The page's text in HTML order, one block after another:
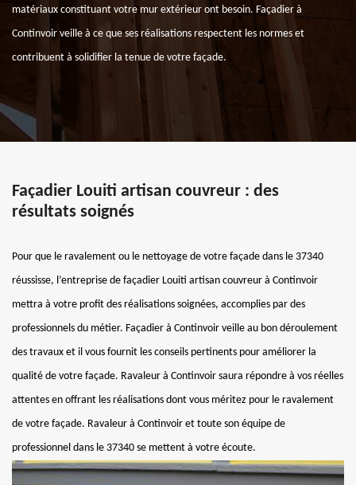
matériaux constituant votre mur extérieur ont besoin. Façadier à
Continvoir veille à ce que ses réalisations respectent les normes et
contribuent à solidifier la tenue de votre façade.
Façadier Louiti artisan couvreur : des
résultats soignés
Pour que le ravalement ou le nettoyage de votre façade dans le 37340
réussisse, l’entreprise de façadier Louiti artisan couvreur à Continvoir
mettra à votre profit des réalisations soignées, accomplies par des
professionnels du métier. Façadier à Continvoir veille au bon déroulement
des travaux et il vous fournit les conseils pertinents pour améliorer la
qualité de votre façade. Ravaleur à Continvoir saura répondre à vos réelles
attentes en offrant les réalisations dont vous méritez pour le ravalement
de votre façade. Ravaleur à Continvoir et toute son équipe de
professionnel dans le 37340 se mettent à votre écoute.